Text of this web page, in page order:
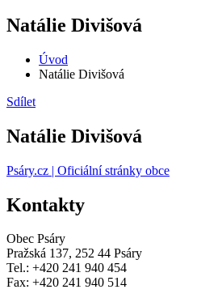
Natálie Divišová
Úvod
Natálie Divišová
Sdílet
Natálie Divišová
Psáry.cz | Oficiální stránky obce
Kontakty
Obec Psáry
Pražská 137, 252 44 Psáry
Tel.: +420 241 940 454
Fax: +420 241 940 514